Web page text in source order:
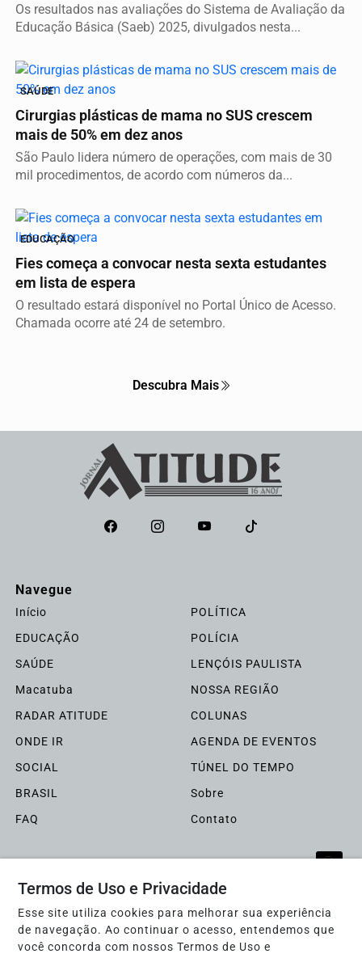
Os resultados nas avaliações do Sistema de Avaliação da
Educação Básica (Saeb) 2025, divulgados nesta...
SAÚDE
Cirurgias plásticas de mama no SUS crescem
mais de 50% em dez anos
São Paulo lidera número de operações, com mais de 30
mil procedimentos, de acordo com números da...
EDUCAÇÃO
Fies começa a convocar nesta sexta estudantes
em lista de espera
O resultado estará disponível no Portal Único de Acesso.
Chamada ocorre até 24 de setembro.
Descubra Mais
Navegue
Início
POLÍTICA
EDUCAÇÃO
POLÍCIA
SAÚDE
LENÇÓIS PAULISTA
Macatuba
NOSSA REGIÃO
RADAR ATITUDE
COLUNAS
ONDE IR
AGENDA DE EVENTOS
SOCIAL
TÚNEL DO TEMPO
BRASIL
Sobre
FAQ
Contato
Jornal ATITUDE - Todos os direitos reservados
Termos de Uso e Privacidade
Esse site utiliza cookies para melhorar sua experiência
de navegação. Ao continuar o acesso, entendemos que
você concorda com nossos Termos de Uso e